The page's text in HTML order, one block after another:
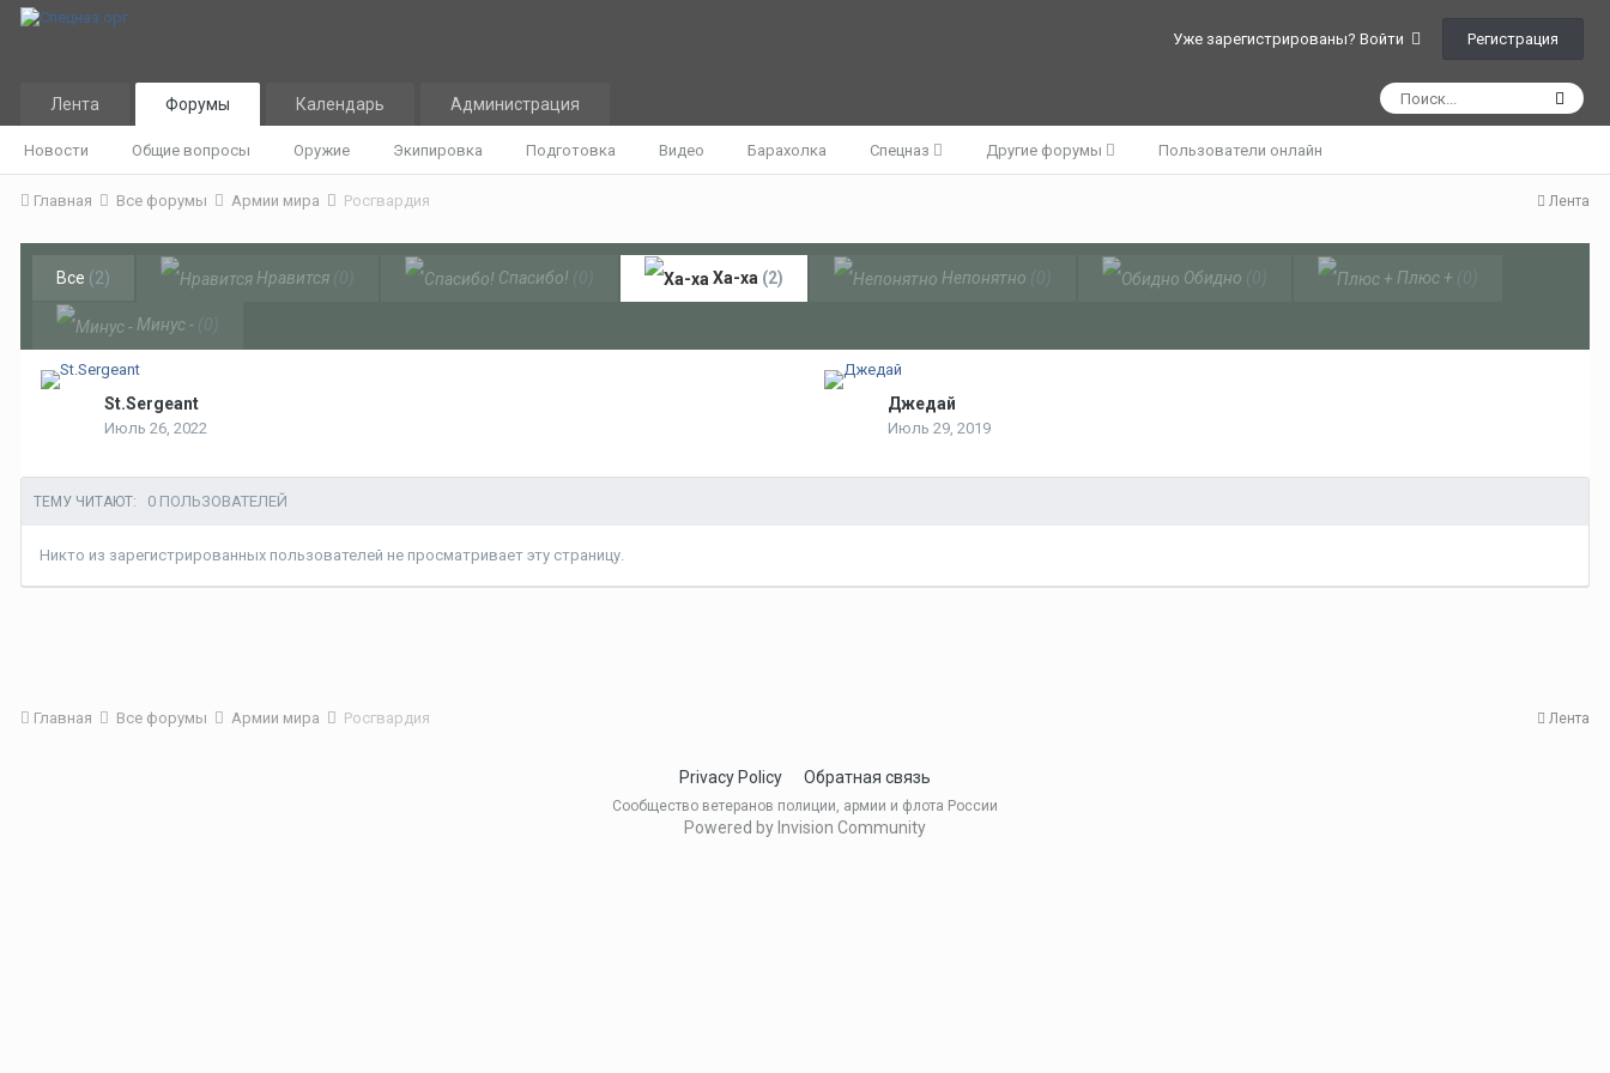
Уже зарегистрированы? Войти Регистрация
Лента Форумы
Новости Общие вопросы Оружие Экипировка Подготовка Видео Барахолка Спецназ Другие форумы Пользователи онлайн
Календарь Администрация
Лента
Главная Все форумы Армии мира Росгвардия
Все (2) Нравится (0) Спасибо! (0) Ха-ха (2) Непонятно (0) Обидно (0) Плюс + (0)
Минус - (0)
St.Sergeant
Июль 26, 2022
Джедай
Июль 29, 2019
ТЕМУ ЧИТАЮТ: 0 ПОЛЬЗОВАТЕЛЕЙ
Никто из зарегистрированных пользователей не просматривает эту страницу.
Лента
Главная Все форумы Армии мира Росгвардия
Privacy Policy Обратная связь
Сообщество ветеранов полиции, армии и флота России
Powered by Invision Community